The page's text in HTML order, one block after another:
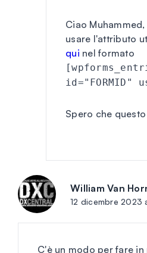
Ciao
usare l'attributo
qui nel formato
id="FORMID"
Spero che
William Van
12 dicembre 2023
C'è un modo per fare